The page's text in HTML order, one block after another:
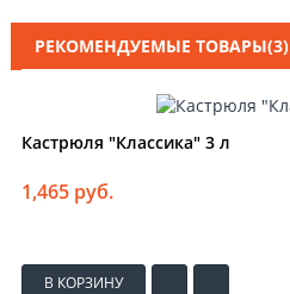
РЕКОМЕНДУЕМЫЕ ТОВАРЫ(3)
Кастрюля "Классика" 3 л
1,465 руб.
В КОРЗИНУ